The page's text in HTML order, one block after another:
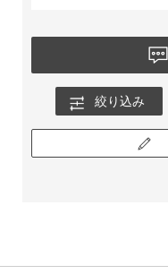
絞り込み